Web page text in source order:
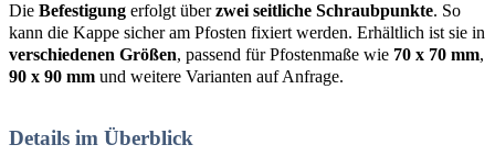
Die Befestigung erfolgt überzwei seitliche Schraubpunkte. So
kann die Kappe sicher am Pfosten fixiert werden. Erhältlich ist sie in
verschiedenen Größen, passend für Pfostenmaße wie 70 x 70 mm,
90 x 90 mm und weitere Varianten auf Anfrage.
Details im Überblick